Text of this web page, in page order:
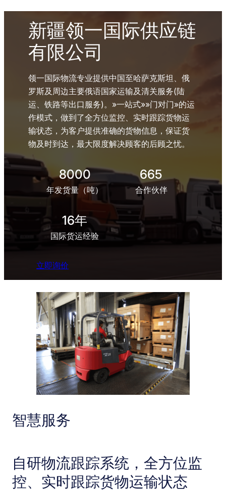
新疆领一国际供应链
有限公司
领一国际物流专业提供中国至哈萨克斯坦、俄
罗斯及周边主要俄语国家运输及清关服务(陆
运、铁路等出口服务)。»一站式»»门对门»的运
作模式，做到了全方位监控、实时跟踪货物运
输状态，为客户提供准确的货物信息，保证货
物及时到达，最大限度解决顾客的后顾之忧。
8000
年发货量（吨）
665
合作伙伴
16年
国际货运经验
立即询价
智慧服务
自研物流跟踪系统，全方位监
控、实时跟踪货物运输状态